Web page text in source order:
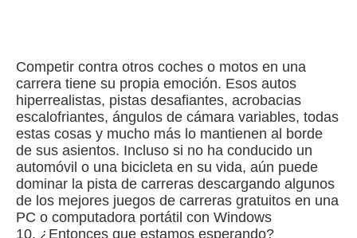
Competir contra otros coches o motos en una
carrera tiene su propia emoción. Esos autos
hiperrealistas, pistas desafiantes, acrobacias
escalofriantes, ángulos de cámara variables, todas
estas cosas y mucho más lo mantienen al borde
de sus asientos. Incluso si no ha conducido un
automóvil o una bicicleta en su vida, aún puede
dominar la pista de carreras descargando algunos
de los mejores juegos de carreras gratuitos en una
PC o computadora portátil con Windows
10. ¿Entonces que estamos esperando?